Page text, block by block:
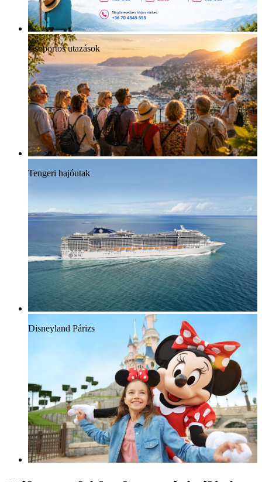
Csoportos utazások
Tengeri hajóutak
Disneyland Párizs